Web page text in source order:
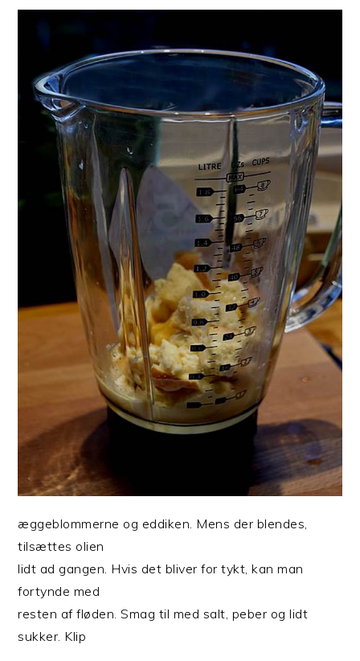
æggeblommerne og eddiken. Mens der blendes,
tilsættes olien
lidt ad gangen. Hvis det bliver for tykt, kan man
fortynde med
resten af fløden. Smag til med salt, peber og lidt
sukker. Klip